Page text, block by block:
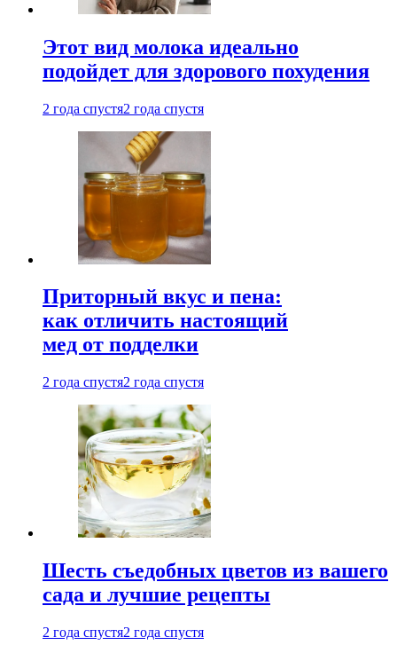
Этот вид молока идеально
подойдет для здорового похудения
2 года спустя2 года спустя
Приторный вкус и пена:
как отличить настоящий
мед от подделки
2 года спустя2 года спустя
Шесть съедобных цветов из вашего
сада и лучшие рецепты
2 года спустя2 года спустя